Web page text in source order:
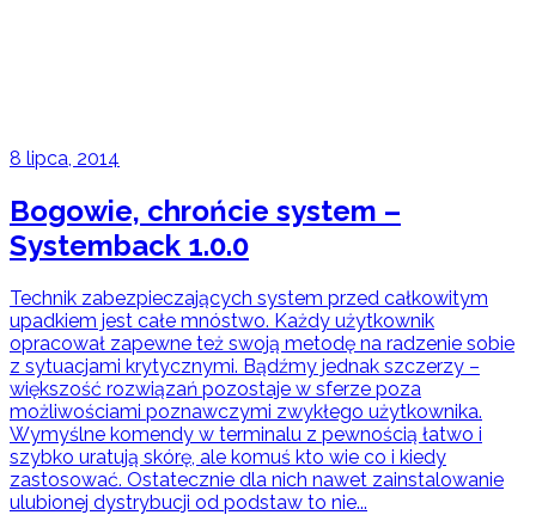
8 lipca, 2014
Bogowie, chrońcie system –
Systemback 1.0.0
Technik zabezpieczających system przed całkowitym
upadkiem jest całe mnóstwo. Każdy użytkownik
opracował zapewne też swoją metodę na radzenie sobie
z sytuacjami krytycznymi. Bądźmy jednak szczerzy –
większość rozwiązań pozostaje w sferze poza
możliwościami poznawczymi zwykłego użytkownika.
Wymyślne komendy w terminalu z pewnością łatwo i
szybko uratują skórę, ale komuś kto wie co i kiedy
zastosować. Ostatecznie dla nich nawet zainstalowanie
ulubionej dystrybucji od podstaw to nie...